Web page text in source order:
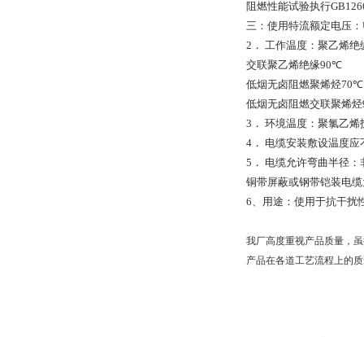
阻燃性能试验执行
三：使用特流额定电压：
2 ． 工作温度：聚乙烯绝
交联聚乙烯绝缘90℃
低烟无卤阻燃聚烯烃70℃
低烟无卤阻燃交联聚烯烃
3 ． 环境温度：聚氯乙烯
4 ． 电缆安装敷设温度应
5 ． 电缆允许弯曲半径
铜带屏蔽或钢带铠装电
6、用途：使用于抗干扰
我厂高度重视产品质量，
产品在各道工艺流程上的